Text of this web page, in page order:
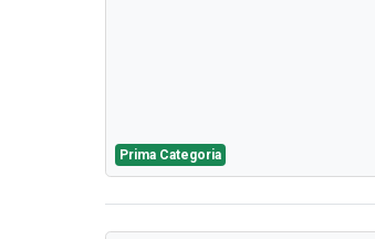
Prima Categoria